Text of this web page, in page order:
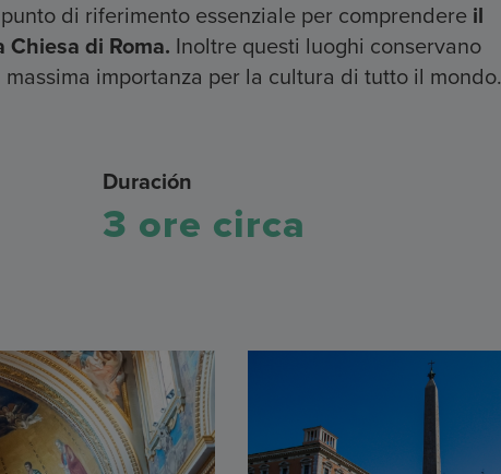
di riferimento essenziale per comprendere il
di Roma. Inoltre questi luoghi conservano
massima importanza per la cultura di tutto il mondo.
Duración
3 ore circa